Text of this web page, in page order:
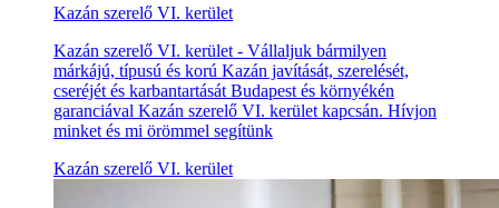
Kazán szerelő VI. kerület
Kazán szerelő VI. kerület - Vállaljuk bármilyen
márkájú, típusú és korú Kazán javítását, szerelését,
cseréjét és karbantartását Budapest és környékén
garanciával Kazán szerelő VI. kerület kapcsán. Hívjon
minket és mi örömmel segítünk
Kazán szerelő VI. kerület